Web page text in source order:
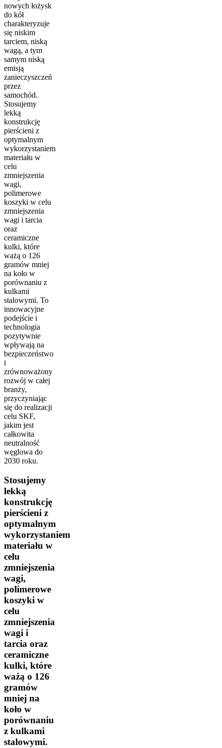
nowych łożysk
do kół
charakteryzuje
się niskim
tarciem, niską
wagą, a tym
samym niską
emisją
zanieczyszczeń
przez
samochód.
Stosujemy
lekką
konstrukcję
pierścieni z
optymalnym
wykorzystaniem
materiału w
celu
zmniejszenia
wagi,
polimerowe
koszyki w celu
zmniejszenia
wagi i tarcia
oraz
ceramiczne
kulki, które
ważą o 126
gramów mniej
na koło w
porównaniu z
kulkami
stalowymi. To
innowacyjne
podejście i
technologia
pozytywnie
wpływają na
bezpieczeństwo
i
zrównoważony
rozwój w całej
branży,
przyczyniając
się do realizacji
celu SKF,
jakim jest
całkowita
neutralność
węglowa do
2030 roku.
Stosujemy
lekką
konstrukcję
pierścieni z
optymalnym
wykorzystaniem
materiału w
celu
zmniejszenia
wagi,
polimerowe
koszyki w
celu
zmniejszenia
wagi i
tarcia oraz
ceramiczne
kulki, które
ważą o 126
gramów
mniej na
koło w
porównaniu
z kulkami
stalowymi.